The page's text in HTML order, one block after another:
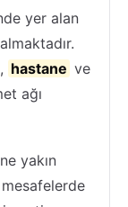
yer alan
, hastane ve
ağı
yakın
mesafelerde